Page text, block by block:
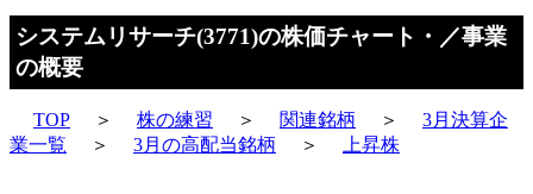
システムリサーチ(3771)の株価チャート・／事業
の概要
TOP ＞ 株の練習 ＞ 関連銘柄 ＞
3月決算企
業一覧
＞ 3月の高配当銘柄 ＞ 上昇株